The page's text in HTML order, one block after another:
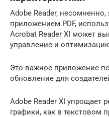
Adobe Reader,
приложением PDF,
Acrobat Reader XI может
управление и
Это важное приложение
обновление для
Adobe Reader XI упрощает
графики, как в текстовом